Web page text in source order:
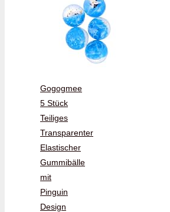
Gogogmee
5 Stück
Teiliges
Transparenter
Elastischer
Gummibälle
mit
Pinguin
Design